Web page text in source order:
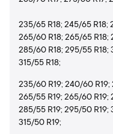
235/65 R18; 245/65 R18;
265/60 R18; 265/65 R18;
285/60 R18; 295/55 R18;
315/55 R18;
235/60 R19; 240/60 R19;
265/55 R19; 265/60 R19;
285/55 R19; 295/50 R19;
315/50 R19;